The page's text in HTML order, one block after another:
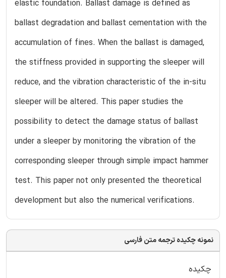
elastic foundation. Ballast damage is defined as
ballast degradation and ballast cementation with the
accumulation of fines. When the ballast is damaged,
the stiffness provided in supporting the sleeper will
reduce, and the vibration characteristic of the in-situ
sleeper will be altered. This paper studies the
possibility to detect the damage status of ballast
under a sleeper by monitoring the vibration of the
corresponding sleeper through simple impact hammer
test. This paper not only presented the theoretical
development but also the numerical verifications.
نمونه چکیده ترجمه متن فارسی
چکیده